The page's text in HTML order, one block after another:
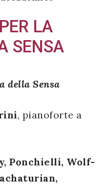
LA
SENSA
della Sensa
, pianoforte a
Ponchielli, Wolf-